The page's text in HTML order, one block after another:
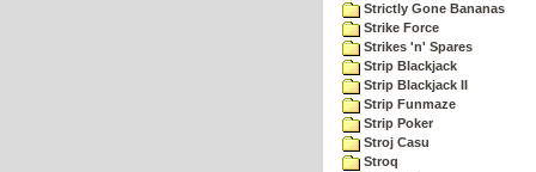
Strictly Gone Bananas
Strike Force
Strikes 'n' Spares
Strip Blackjack
Strip Blackjack II
Strip Funmaze
Strip Poker
Stroj Casu
Stroq